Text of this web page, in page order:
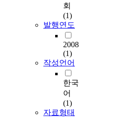
회
(1)
발행연도
2008
(1)
작성언어
한국
어
(1)
자료형태